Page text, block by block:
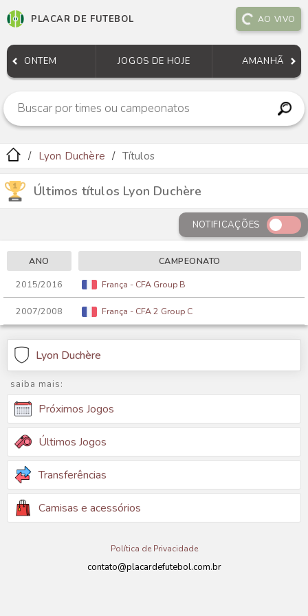
PLACAR DE FUTEBOL AO VIVO
ONTEM JOGOS DE HOJE AMANHÃ
Lyon Duchère Títulos
Últimos títulos Lyon Duchère
NOTIFICAÇÕES
ANO
CAMPEONATO
2015/2016
França - CFA Group B
2007/2008 França - CFA 2 Group C
Lyon Duchère
saiba mais:
Próximos Jogos
Últimos Jogos
Transferências
Camisas e acessórios
Política de Privacidade
contato@placardefutebol.com.br